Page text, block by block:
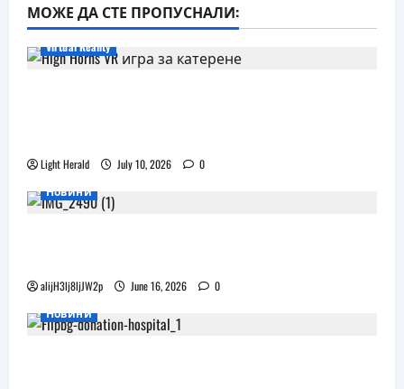
МОЖЕ ДА СТЕ ПРОПУСНАЛИ:
Virtual Reality
Light Herald July 10, 2026
0
Новини
alijH3lj8ljJW2p June 16, 2026
0
Новини